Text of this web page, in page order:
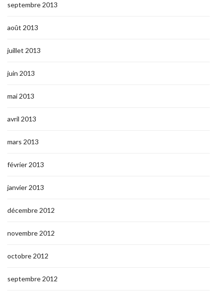
septembre 2013
août 2013
juillet 2013
juin 2013
mai 2013
avril 2013
mars 2013
février 2013
janvier 2013
décembre 2012
novembre 2012
octobre 2012
septembre 2012